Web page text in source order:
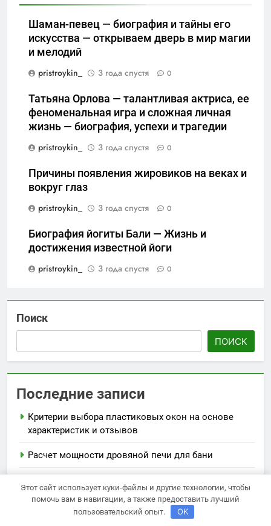
Шаман-певец — биография и тайны его
искусства — открываем дверь в мир магии
и мелодий
pristroykin_
3 года спустя 0
Татьяна Орлова — талантливая актриса, ее
феноменальная игра и сложная личная
жизнь — биография, успехи и трагедии
pristroykin_
3 года спустя 0
Причины появления жировиков на веках и
вокруг глаз
pristroykin_
3 года спустя 0
Биография йогиты Бали — Жизнь и
достижения известной йоги
pristroykin_
3 года спустя 0
Поиск
ПОИСК
Последние записи
Критерии выбора пластиковых окон на основе
характеристик и отзывов
Расчет мощности дровяной печи для бани
современным профессиям в онлайн-формате
Виртуальная платёжная карта за 5 минут без
Этот сайт использует куки-файлы и другие технологии, чтобы
помочь вам в навигации, а также предоставить лучший
пользовательский опыт.
OK